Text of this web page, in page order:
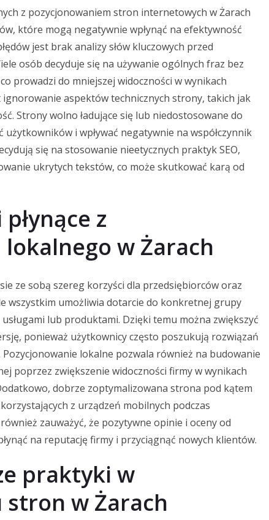
z pozycjonowaniem stron internetowych w Żarach
które mogą negatywnie wpłynąć na efektywność
jest brak analizy słów kluczowych przed
osób decyduje się na używanie ogólnych fraz bez
prowadzi do mniejszej widoczności w wynikach
aspektów technicznych strony, takich jak
Strony wolno ładujące się lub niedostosowane do
i wpływać negatywnie na współczynnik
się na stosowanie nieetycznych praktyk SEO,
ukrytych tekstów, co może skutkować karą od
z
w Żarach
ze sobą szereg korzyści dla przedsiębiorców oraz
wszystkim umożliwia dotarcie do konkretnej grupy
lub produktami. Dzięki temu można zwiększyć
ponieważ użytkownicy często poszukują rozwiązań
lokalne pozwala również na budowanie
poprzez zwiększenie widoczności firmy w wynikach
dobrze zoptymalizowana strona pod kątem
z urządzeń mobilnych podczas
zauważyć, że pozytywne opinie i oceny od
na reputację firmy i przyciągnąć nowych klientów.
praktyki w
w Żarach